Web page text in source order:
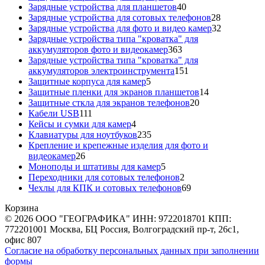
Зарядные устройства для планшетов4040
товаров
Зарядные устройства для сотовых телефонов2828
товаров
Зарядные устройства для фото и видео камер32
Зарядные устройства типа "кроватка" для
аккумуляторов фото и видеокамер363363
товара
Зарядные устройства типа "кроватка" для
аккумуляторов электроинструмента151
Защитные корпуса для камер55
товаров
Защитные пленки для экранов планшетов1414
Защитные сткла для экранов телефонов2020
Кабели USB111
товаров
Кейсы и сумки для камер44
товара
Клавиатуры для ноутбуков235235
товаров
Крепление и крепежные изделия для фото и
видеокамер2626
товаров
Моноподы и штативы для камер55
товаров
Переходники для сотовых телефонов2
товара
Чехлы для КПК и сотовых телефонов6969
Корзина
© 2026 ООО "ГЕОГРАФИКА" ИНН: 9722018701 КПП:
772201001 Москва, БЦ Россия, Волгоградский пр-т, 26с1,
офис 807
Согласие на обработку персональных данных при заполнении
формы